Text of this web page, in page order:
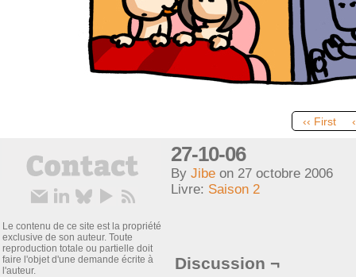
‹‹ First
Le contenu de ce site est la propriété
exclusive de son auteur. Toute
reproduction totale ou partielle doit
faire l'objet d'une demande écrite à
l'auteur.
27-10-06
By Jibe on 27 octobre 2006
Livre: Saison 2
Discussion ¬